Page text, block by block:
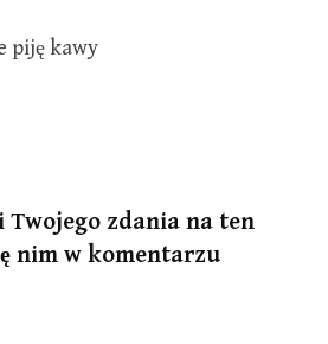
piję kawy
Twojego zdania na ten
nim w komentarzu